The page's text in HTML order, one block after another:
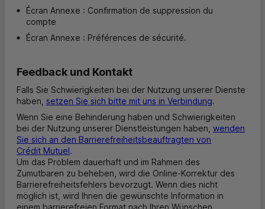
Écran Annexe : Confirmation de suppression du
compte
Écran Annexe : Préférences de sécurité.
Feedback und Kontakt
Falls Sie Schwierigkeiten bei der Nutzung unserer Dienste
haben, setzen Sie sich bitte mit uns in Verbindung.
Wenn Sie eine Behinderung haben und Schwierigkeiten
bei der Nutzung unserer Dienstleistungen haben, wenden
Sie sich an den Barrierefreiheitsbeauftragten von
Crédit Mutuel.
Um das Problem dauerhaft und im Rahmen des
Zumutbaren zu beheben, wird die Online-Korrektur des
Barrierefreiheitsfehlers bevorzugt. Wenn dies nicht
möglich ist, wird Ihnen die gewünschte Information in
einem barrierefreien Format nach Ihren Wünschen